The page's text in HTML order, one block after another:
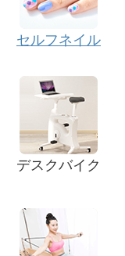
セルフネイル
デスクバイク